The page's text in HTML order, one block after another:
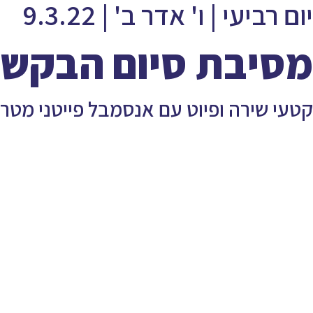
יום רביעי | ו' אדר ב' | 9.3.22
מסיבת סיום
קטעי שירה ופיוט עם אנסמבל פייטני